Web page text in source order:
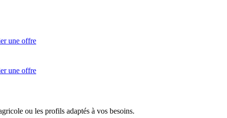
une offre
une offre
ou les profils adaptés à vos besoins.